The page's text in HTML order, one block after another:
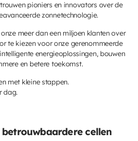
pioniers en innovators over de
zonnetechnologie.
meer dan een miljoen klanten over
te kiezen voor onze gerenommeerde
energieoplossingen, bouwen
en betere toekomst.
met kleine stappen.
dag.
cellen